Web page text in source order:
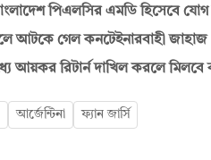
পিএলসির এমডি হিসেবে
আটকে গেল কনটেইনারবাহী জাহাজ
আয়কর রিটার্ন দাখিল করলে
আর্জেন্টিনা ফ্যান জার্সি